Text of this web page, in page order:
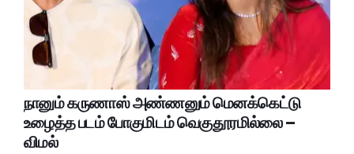
நானும் கருணாஸ் அண்ணனும் மெனக்கெட்டு
உழைத்த படம் போகுமிடம் வெகுதூரமில்லை –
விமல்